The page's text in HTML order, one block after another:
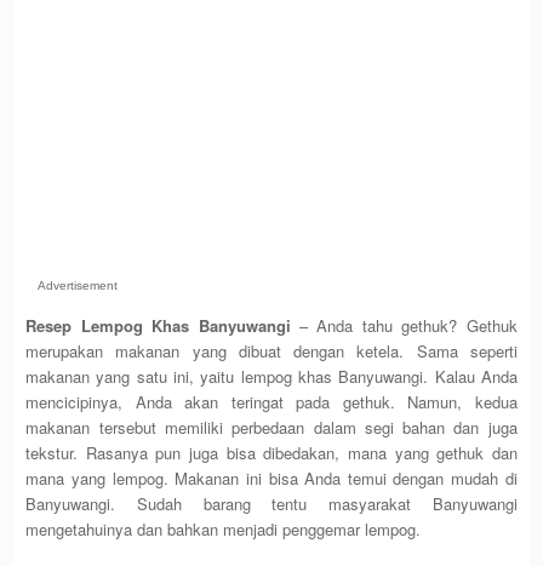
Advertisement
Resep Lempog Khas Banyuwangi – Anda tahu gethuk? Gethuk
merupakan makanan yang dibuat dengan ketela. Sama seperti
makanan yang satu ini, yaitu lempog khas Banyuwangi. Kalau Anda
mencicipinya, Anda akan teringat pada gethuk. Namun, kedua
makanan tersebut memiliki perbedaan dalam segi bahan dan juga
tekstur. Rasanya pun juga bisa dibedakan, mana yang gethuk dan
mana yang lempog. Makanan ini bisa Anda temui dengan mudah di
Banyuwangi. Sudah barang tentu masyarakat Banyuwangi
mengetahuinya dan bahkan menjadi penggemar lempog.